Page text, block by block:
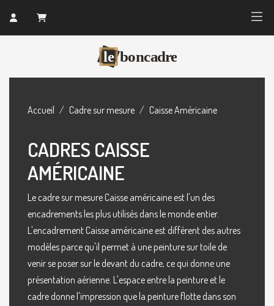
Accueil Cadre sur mesure Caisse Américaine
CADRES CAISSE
AMÉRICAINE
Le cadre sur mesure Caisse américaine est l'un des
encadrements les plus utilisés dans le monde entier.
L'encadrement Caisse américaine est différent des autres
modèles parce qu'il permet à une peinture sur toile de
venir se poser sur le devant du cadre, ce qui donne une
présentation aérienne. L'espace entre la peinture et le
cadre donne l'impression que la peinture flotte dans son